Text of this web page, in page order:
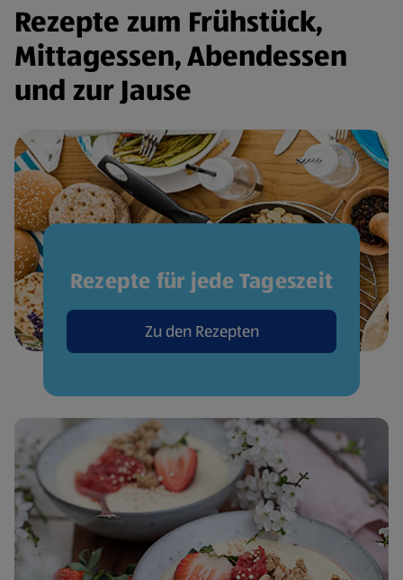
Rezepte zum Frühstück,
Mittagessen, Abendessen
und zur Jause
Rezepte für jede Tageszeit
Zu den Rezepten